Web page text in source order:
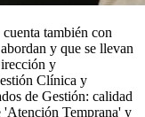
también con
y que se llevan
y
Clínica y
de Gestión: calidad
'Atención Temprana' y